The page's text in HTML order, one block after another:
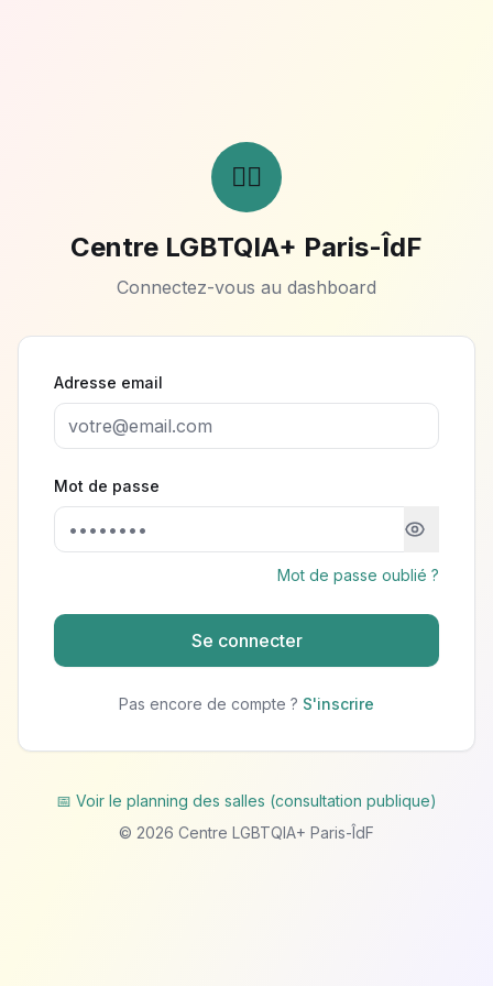
🏳️‍🌈
Centre LGBTQIA+ Paris-ÎdF
Connectez-vous au dashboard
Adresse email
Mot de passe
Mot de passe oublié ?
Se connecter
Pas encore de compte ? S'inscrire
📅 Voir le planning des salles (consultation publique)
© 2026 Centre LGBTQIA+ Paris-ÎdF